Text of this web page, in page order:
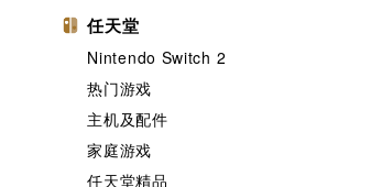
任天堂
Nintendo Switch 2
热门游戏
主机及配件
家庭游戏
任天堂精品